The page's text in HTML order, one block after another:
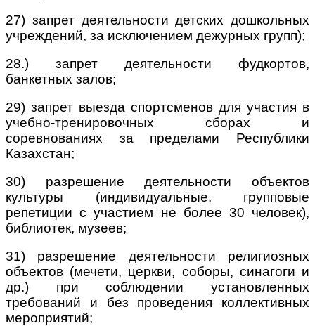
27) запрет деятельности детских дошкольных
учреждений, за исключением дежурных групп);
28.) запрет деятельности фудкортов,
банкетных залов;
29) запрет выезда спортсменов для участия в
учебно-тренировочных сборах и
соревнованиях за пределами Республики
Казахстан;
30) разрешение деятельности объектов
культуры (индивидуальные, групповые
репетиции с участием не более 30 человек),
библиотек, музеев;
31) разрешение деятельности религиозных
объектов (мечети, церкви, соборы, синагоги и
др.) при соблюдении установленных
требований и без проведения коллективных
мероприятий;